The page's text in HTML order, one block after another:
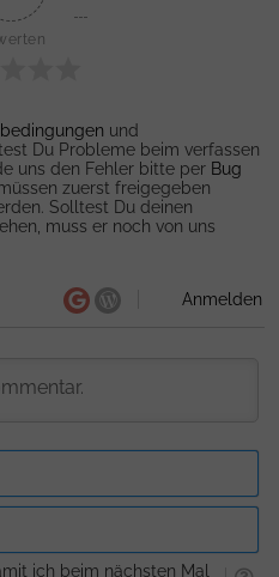
und
Du Probleme beim verfassen
uns den Fehler bitte per Bug
zuerst freigegeben
Solltest Du deinen
muss er noch von uns
Anmelden
E-
ich beim nächsten Mal